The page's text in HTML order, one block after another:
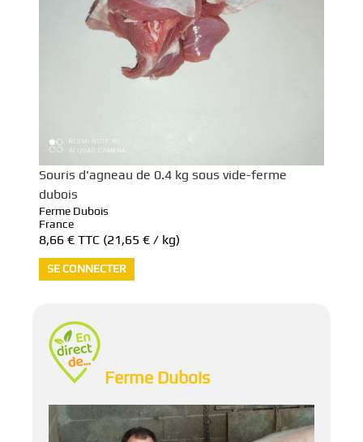
Souris d'agneau de 0.4 kg sous vide-ferme
dubois
Ferme Dubois
France
8,66 € TTC (21,65 € / kg)
SE CONNECTER
Ferme Dubois